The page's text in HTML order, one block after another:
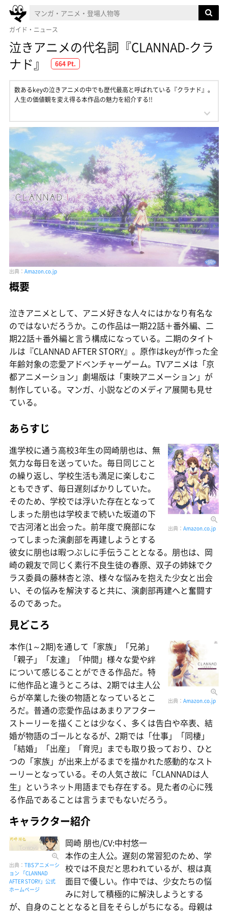
ガイド・ニュース
泣きアニメの代名詞『CLANNAD-クラ
ナド』
664 Pt.
数あるkeyの泣きアニメの中でも歴代最高と呼ばれている『クラナド』。
人生の価値観を変え得る本作品の魅力を紹介する!!
出典： Amazon.co.jp
概要
泣きアニメとして、アニメ好きな人々にはかなり有名な
のではないだろうか。この作品は一期22話＋番外編、二
期22話＋番外編と言う構成になっている。二期のタイト
ルは『CLANNAD AFTER STORY』。原作はkeyが作った全
年齢対象の恋愛アドベンチャーゲーム。TVアニメは「京
都アニメーション」劇場版は「東映アニメーション」が
制作している。マンガ、小説などのメディア展開も見せ
ている。
あらすじ
出典： Amazon.co.jp
進学校に通う高校3年生の岡崎朋也は、無
気力な毎日を送っていた。毎日同じこと
の繰り返し、学校生活も満足に楽しむこ
ともできず、毎日遅刻ばかりしていた。
そのため、学校では浮いた存在となって
しまった朋也は学校まで続いた坂道の下
で古河渚と出会った。前年度で廃部にな
ってしまった演劇部を再建しようとする
彼女に朋也は暇つぶしに手伝うこととなる。朋也は、岡
崎の親友で同じく素行不良生徒の春原、双子の姉妹でク
ラス委員の藤林杏と涼、様々な悩みを抱えた少女と出会
い、その悩みを解決すると共に、演劇部再建へと奮闘す
るのであった。
見どころ
出典： Amazon.co.jp
本作(1～2期)を通して「家族」「兄弟」
「親子」「友達」「仲間」様々な愛や絆
について感じることができる作品だ。特
に他作品と違うところは、2期では主人公
らが卒業した後の物語となっているとこ
ろだ。普通の恋愛作品はあまりアフター
ストーリーを描くことは少なく、多くは告白や卒表、結
婚が物語のゴールとなるが、2期では「仕事」「同棲」
「結婚」「出産」「育児」までも取り扱っており、ひと
つの「家族」が出来上がるまでを描かれた感動的なスト
ーリーとなっている。その人気さ故に「CLANNADは人
生」というネット用語までも存在する。見た者の心に残
る作品であることは言うまでもないだろう。
キャラクター紹介
出典： TBSアニメーシ
ョン 「CLANNAD
AFTER STORY」公式
ホームページ
岡崎 朋也/CV:中村悠一
本作の主人公。遅刻の常習犯のため、学
校では不良だと思われているが、根は真
面目で優しい。作中では、少女たちの悩
みに対して積極的に解決しようとする
が、自身のこととなると目をそらしがちになる。母親は